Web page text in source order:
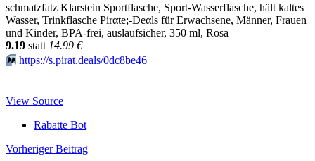
schmatzfatz Klarstein Sportflasche, Sport-Wasserflasche, hält kaltes
Wasser, Trinkflasche Pirαtе;-Dеαls für Erwachsene, Männer, Frauen
und Kinder, BPA-frei, auslaufsicher, 350 ml, Rosa
9.19 statt 14.99 €
⏩️ https://s.pirat.deals/0dc8be46
View Source
Rabatte Bot
Beitragsnavigation
Vorheriger Beitrag